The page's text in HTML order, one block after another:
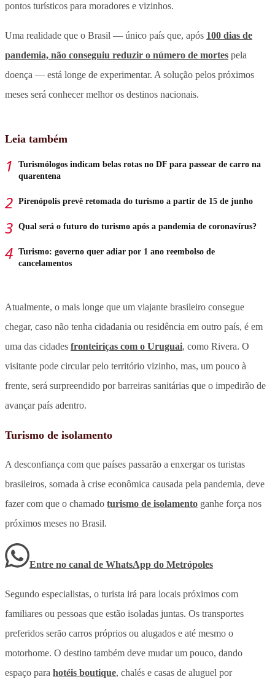
pontos turísticos para moradores e vizinhos.
Uma realidade que o Brasil — único país que, após 100 dias de
pandemia, não conseguiu reduzir o número de mortes pela
doença — está longe de experimentar. A solução pelos próximos
meses será conhecer melhor os destinos nacionais.
Leia também
Turismólogos indicam belas rotas no DF para passear de carro na
quarentena
Pirenópolis prevê retomada do turismo a partir de 15 de junho
Qual será o futuro do turismo após a pandemia de coronavírus?
Turismo: governo quer adiar por 1 ano reembolso de
cancelamentos
Atualmente, o mais longe que um viajante brasileiro consegue
chegar, caso não tenha cidadania ou residência em outro país, é em
uma das cidades fronteiriças com o Uruguai, como Rivera. O
visitante pode circular pelo território vizinho, mas, um pouco à
frente, será surpreendido por barreiras sanitárias que o impedirão de
avançar país adentro.
Turismo de isolamento
A desconfiança com que países passarão a enxergar os turistas
brasileiros, somada à crise econômica causada pela pandemia, deve
fazer com que o chamado turismo de isolamento ganhe força nos
próximos meses no Brasil.
Entre no canal de WhatsApp do Metrópoles
Segundo especialistas, o turista irá para locais próximos com
familiares ou pessoas que estão isoladas juntas. Os transportes
preferidos serão carros próprios ou alugados e até mesmo o
motorhome. O destino também deve mudar um pouco, dando
espaço para hotéis boutique, chalés e casas de aluguel por